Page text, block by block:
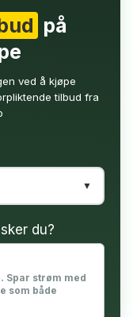
på
ved å kjøpe
tilbud fra
du?
Spar strøm med
som både